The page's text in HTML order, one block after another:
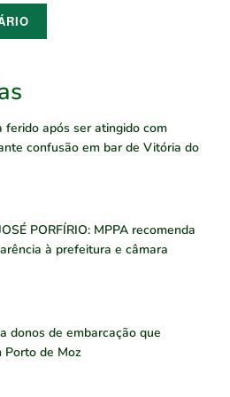
ferido após ser atingido com
confusão em bar de Vitória do
PORFÍRIO: MPPA recomenda
à prefeitura e câmara
donos de embarcação que
Porto de Moz